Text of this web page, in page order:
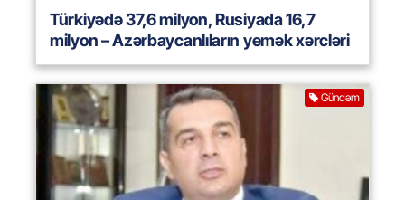
Türkiyədə 37,6 milyon, Rusiyada 16,7
milyon – Azərbaycanlıların yemək xərcləri
Gündəm